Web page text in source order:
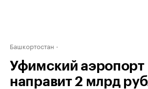
Башкортостан
Уфимский аэропорт
направит 2 млрд